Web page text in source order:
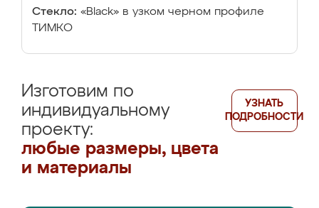
Стекло: «Black» в узком черном профиле
ТИМКО
Изготовим по
индивидуальному
проекту:
любые размеры, цвета
и материалы
УЗНАТЬ
ПОДРОБНОСТИ